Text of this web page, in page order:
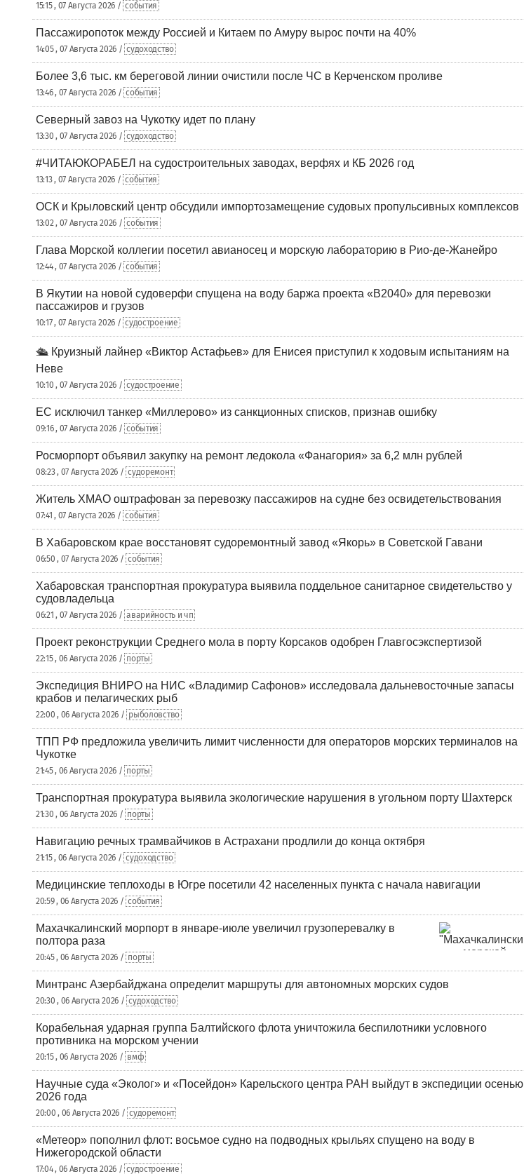
15:15 , 07 Августа 2026 / события
Пассажиропоток между Россией и Китаем по Амуру вырос почти на 40%
14:05 , 07 Августа 2026 / судоходство
Более 3,6 тыс. км береговой линии очистили после ЧС в Керченском проливе
13:46 , 07 Августа 2026 / события
Северный завоз на Чукотку идет по плану
13:30 , 07 Августа 2026 / судоходство
#ЧИТАЮКОРАБЕЛ на судостроительных заводах, верфях и КБ 2026 год
13:13 , 07 Августа 2026 / события
ОСК и Крыловский центр обсудили импортозамещение судовых пропульсивных комплексов
13:02 , 07 Августа 2026 / события
Глава Морской коллегии посетил авианосец и морскую лабораторию в Рио-де-Жанейро
12:44 , 07 Августа 2026 / события
В Якутии на новой судоверфи спущена на воду баржа проекта «В2040» для перевозки
пассажиров и грузов
10:17 , 07 Августа 2026 / судостроение
🛳️ Круизный лайнер «Виктор Астафьев» для Енисея приступил к ходовым испытаниям на
Неве
10:10 , 07 Августа 2026 / судостроение
ЕС исключил танкер «Миллерово» из санкционных списков, признав ошибку
09:16 , 07 Августа 2026 / события
Росморпорт объявил закупку на ремонт ледокола «Фанагория» за 6,2 млн рублей
08:23 , 07 Августа 2026 / судоремонт
Житель ХМАО оштрафован за перевозку пассажиров на судне без освидетельствования
07:41 , 07 Августа 2026 / события
В Хабаровском крае восстановят судоремонтный завод «Якорь» в Советской Гавани
06:50 , 07 Августа 2026 / события
Хабаровская транспортная прокуратура выявила поддельное санитарное свидетельство у
судовладельца
06:21 , 07 Августа 2026 / аварийность и чп
Проект реконструкции Среднего мола в порту Корсаков одобрен Главгосэкспертизой
22:15 , 06 Августа 2026 / порты
Экспедиция ВНИРО на НИС «Владимир Сафонов» исследовала дальневосточные запасы
крабов и пелагических рыб
22:00 , 06 Августа 2026 / рыболовство
ТПП РФ предложила увеличить лимит численности для операторов морских терминалов на
Чукотке
21:45 , 06 Августа 2026 / порты
Транспортная прокуратура выявила экологические нарушения в угольном порту Шахтерск
21:30 , 06 Августа 2026 / порты
Навигацию речных трамвайчиков в Астрахани продлили до конца октября
21:15 , 06 Августа 2026 / судоходство
Медицинские теплоходы в Югре посетили 42 населенных пункта с начала навигации
20:59 , 06 Августа 2026 / события
Махачкалинский морпорт в январе-июле увеличил грузоперевалку в
полтора раза
20:45 , 06 Августа 2026 / порты
Минтранс Азербайджана определит маршруты для автономных морских судов
20:30 , 06 Августа 2026 / судоходство
Корабельная ударная группа Балтийского флота уничтожила беспилотники условного
противника на морском учении
20:15 , 06 Августа 2026 / вмф
Научные суда «Эколог» и «Посейдон» Карельского центра РАН выйдут в экспедиции осенью
2026 года
20:00 , 06 Августа 2026 / судоремонт
«Метеор» пополнил флот: восьмое судно на подводных крыльях спущено на воду в
Нижегородской области
17:04 , 06 Августа 2026 / судостроение